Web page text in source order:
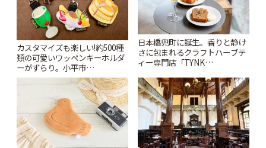
カスタマイズも楽しい!約500種
類の可愛いワッペンキーホルダ
ーがずらり。小平市
「Kimamaya T&K」 | ことりっ
日本橋兜町に誕生。香りと静け
さに包まれるクラフトハーブテ
ィー専門店「TYNK